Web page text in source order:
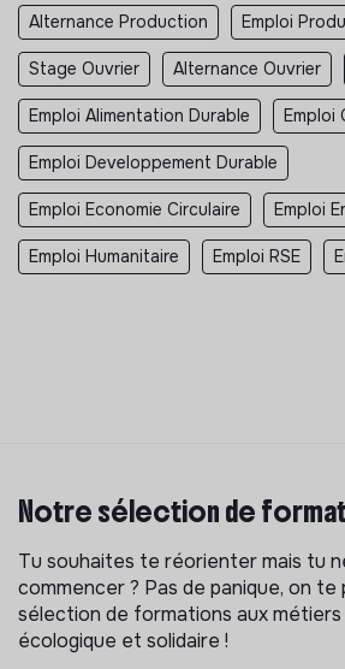
Alternance Production Emploi
Stage Ouvrier Alternance Ouvrier
Emploi Alimentation Durable Emploi
Emploi Developpement Durable
Emploi Economie Circulaire Emploi
Emploi Humanitaire Emploi RSE
Notre sélection de
Tu souhaites te réorienter mais tu
commencer ? Pas de panique, on te
sélection de formations aux
écologique et solidaire !